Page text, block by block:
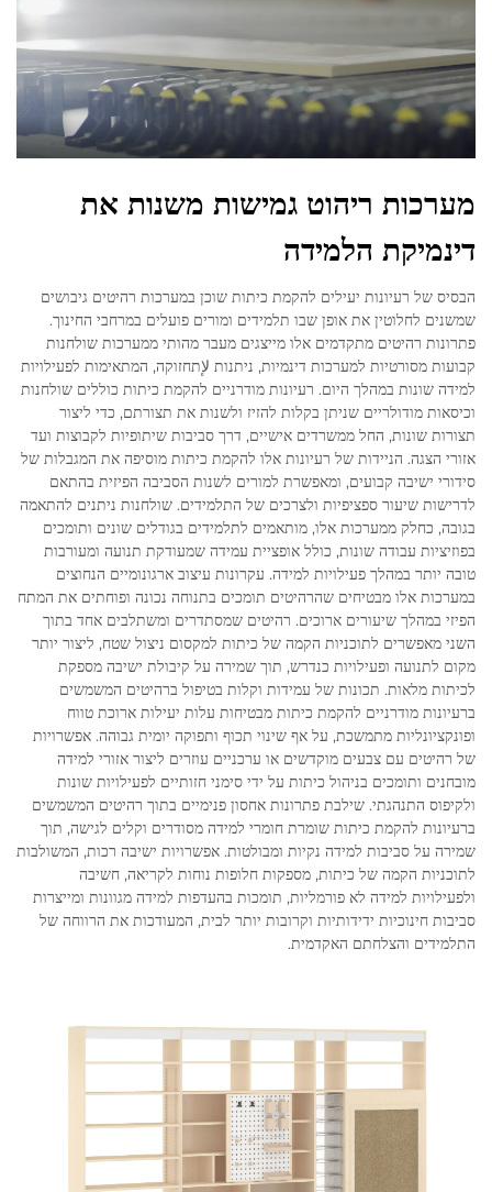
מערכות ריהוט גמישות משנות את
דינמיקת הלמידה
הבסיס של רעיונות יעילים להקמת כיתות שוכן במערכות רהיטים גיבושים
שמשנים לחלוטין את אופן שבו תלמידים ומורים פועלים במרחבי החינוך.
פתרונות רהיטים מתקדמים אלו מייצגים מעבר מהותי ממערכות שולחנות
קבועות מסורטיות למערכות דינמיות, ניתנות لإתחזוקה, המתאימות לפעילויות
למידה שונות במהלך היום. רעיונות מודרניים להקמת כיתות כוללים שולחנות
וכיסאות מודולריים שניתן בקלות להזיז ולשנות את תצורתם, כדי ליצור
תצורות שונות, החל ממשרדים אישיים, דרך סביבות שיתופיות לקבוצות ועד
אזורי הצגה. הניידות של רעיונות אלו להקמת כיתות מוסיפה את המגבלות של
סידורי ישיבה קבועים, ומאפשרת למורים לשנות הסביבה הפיזית בהתאם
לדרישות שיעור ספציפיות ולצרכים של התלמידים. שולחנות ניתנים להתאמה
בגובה, כחלק ממערכות אלו, מותאמים לתלמידים בגודלים שונים ותומכים
בפוזיציות עבודה שונות, כולל אופציית עמידה שמעודקת תנועה ומעורבות
טובה יותר במהלך פעילויות למידה. עקרונות עיצוב ארגונומיים הנחוצים
במערכות אלו מבטיחים שהרהיטים תומכים בתנוחה נכונה ופוחתים את המתח
הפיזי במהלך שיעורים ארוכים. רהיטים שמסתדרים ומשתלבים אחד בתוך
השני מאפשרים לתוכניות הקמה של כיתות למקסום ניצול שטח, ליצור יותר
מקום לתנועה ופעילויות כנדרש, תוך שמירה על קיבולת ישיבה מספקת
לכיתות מלאות. תכונות של עמידות וקלות בטיפול ברהיטים המשמשים
ברעיונות מודרניים להקמת כיתות מבטיחות עלות יעילות ארוכת טווח
ופונקציונליות מתמשכת, על אף שינוי תכוף ותפוקה יומית גבוהה. אפשרויות
של רהיטים עם צבעים מוקדשים או ערכניים עוזרים ליצור אזורי למידה
מובחנים ותומכים בניהול כיתות על ידי סימני חזותיים לפעילויות שונות
ולקיפוס התנהגתי. שילבת פתרונות אחסון פנימיים בתוך רהיטים המשמשים
ברעיונות להקמת כיתות שומרת חומרי למידה מסודרים וקלים לגישה, תוך
שמירה על סביבות למידה נקיות ומבולטות. אפשרויות ישיבה רכות, המשולבות
לתוכניות הקמה של כיתות, מספקות חלופות נוחות לקריאה, חשיבה
ולפעילויות למידה לא פורמליות, תומכות בהעדפות למידה מגוונות ומייצרות
סביבות חינוכיות ידידותיות וקרובות יותר לבית, המעודכות את הרווחה של
התלמידים והצלחתם האקדמית.